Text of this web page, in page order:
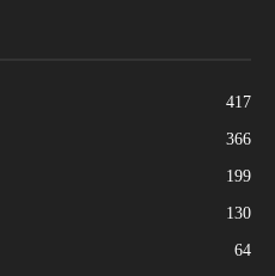
417
366
199
130
64